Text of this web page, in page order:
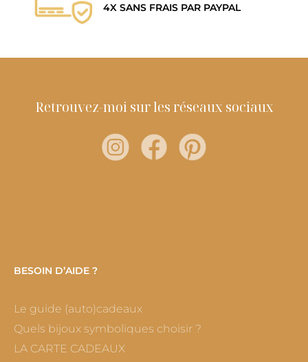
4X SANS FRAIS PAR PAYPAL
Retrouvez-moi sur les réseaux sociaux
BESOIN D’AIDE ?
Le guide (auto)cadeaux
Quels bijoux symboliques choisir ?
LA CARTE CADEAUX